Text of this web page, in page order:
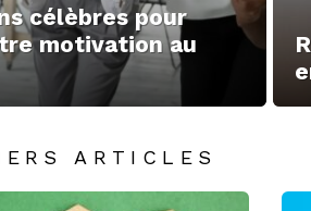
célèbres pour
motivation au
ARTICLES